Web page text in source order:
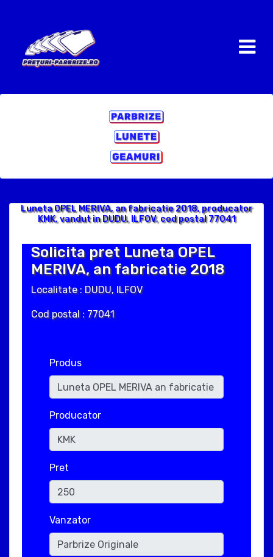
Luneta OPEL MERIVA, an fabricatie 2018, producator
KMK, vandut in DUDU, ILFOV, cod postal 77041
Solicita pret Luneta OPEL
MERIVA, an fabricatie 2018
Localitate : DUDU, ILFOV
Cod postal : 77041
Produs
Producator
Pret
Vanzator